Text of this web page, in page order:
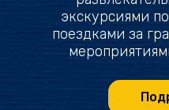
экскурсиями
поездками за